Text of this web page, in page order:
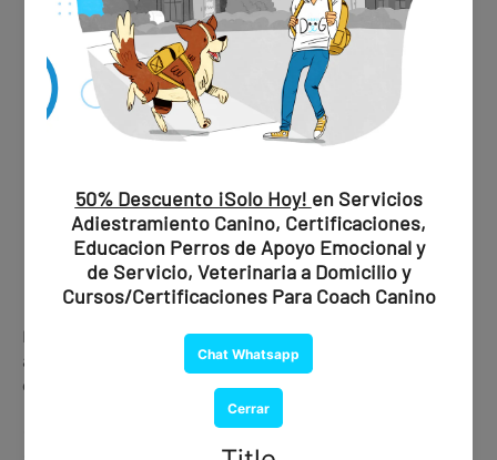
Este servicio brinda respaldo médico real
aceptación del certificado ante aerolíneas, hoteles y
establecimientos.